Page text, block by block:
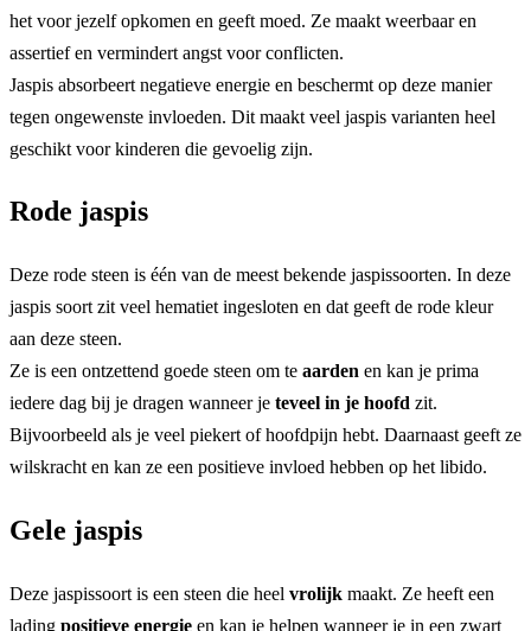
het voor jezelf opkomen en geeft moed. Ze maakt weerbaar en
assertief en vermindert angst voor conflicten.
Jaspis absorbeert negatieve energie en beschermt op deze manier
tegen ongewenste invloeden. Dit maakt veel jaspis varianten heel
geschikt voor kinderen die gevoelig zijn.
Rode jaspis
Deze rode steen is één van de meest bekende jaspissoorten. In deze
jaspis soort zit veel hematiet ingesloten en dat geeft de rode kleur
aan deze steen.
Ze is een ontzettend goede steen om te aarden en kan je prima
iedere dag bij je dragen wanneer je teveel in je hoofd zit.
Bijvoorbeeld als je veel piekert of hoofdpijn hebt. Daarnaast geeft ze
wilskracht en kan ze een positieve invloed hebben op het libido.
Gele jaspis
Deze jaspissoort is een steen die heel vrolijk maakt. Ze heeft een
lading positieve energie en kan je helpen wanneer je in een zwart